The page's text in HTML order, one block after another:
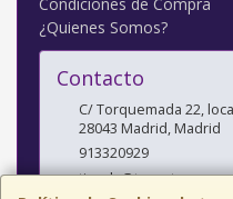
¿Quienes Somos?
Contacto
C/ Torquemada 22,
28043 Madrid,Madrid
913320929
tienda@tacnet.es